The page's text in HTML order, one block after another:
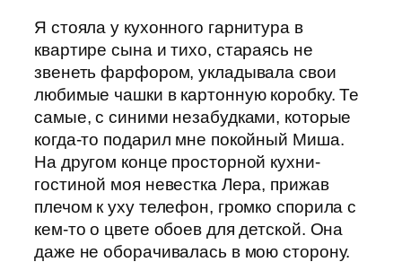
Я стояла у кухонного гарнитура в
квартире сына и тихо, стараясь не
звенеть фарфором, укладывала свои
любимые чашки в картонную коробку. Те
самые, с синими незабудками, которые
когда-то подарил мне покойный Миша.
На другом конце просторной кухни-
гостиной моя невестка Лера, прижав
плечом к уху телефон, громко спорила с
кем-то о цвете обоев для детской. Она
даже не оборачивалась в мою сторону.